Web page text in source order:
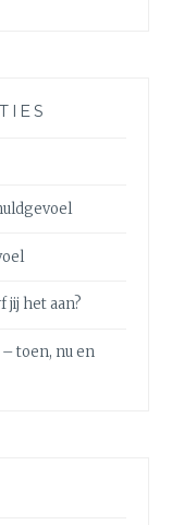
jij het aan?
– toen, nu en